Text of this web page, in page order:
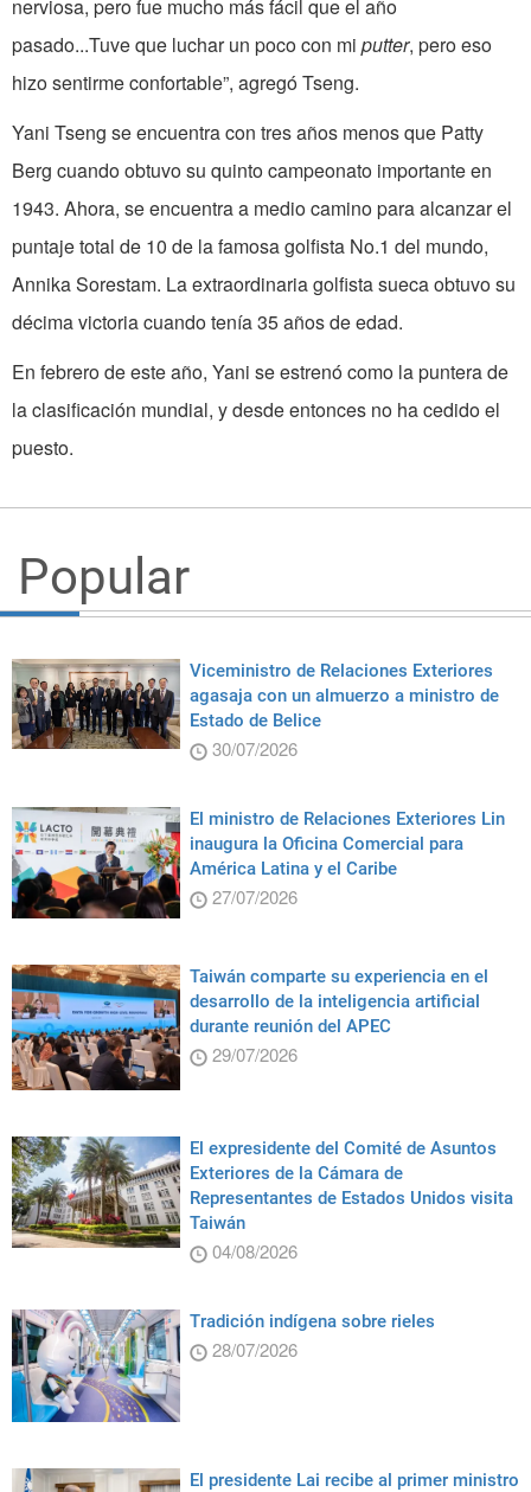
nerviosa, pero fue mucho más fácil que el año
pasado...Tuve que luchar un poco con mi putter, pero eso
hizo sentirme confortable”, agregó Tseng.
Yani Tseng se encuentra con tres años menos que Patty
Berg cuando obtuvo su quinto campeonato importante en
1943. Ahora, se encuentra a medio camino para alcanzar el
puntaje total de 10 de la famosa golfista No.1 del mundo,
Annika Sorestam. La extraordinaria golfista sueca obtuvo su
décima victoria cuando tenía 35 años de edad.
En febrero de este año, Yani se estrenó como la puntera de
la clasificación mundial, y desde entonces no ha cedido el
puesto.
Popular
Viceministro de Relaciones Exteriores
agasaja con un almuerzo a ministro de
Estado de Belice
30/07/2026
El ministro de Relaciones Exteriores Lin
inaugura la Oficina Comercial para
América Latina y el Caribe
27/07/2026
Taiwán comparte su experiencia en el
desarrollo de la inteligencia artificial
durante reunión del APEC
29/07/2026
El expresidente del Comité de Asuntos
Exteriores de la Cámara de
Representantes de Estados Unidos visita
Taiwán
04/08/2026
Tradición indígena sobre rieles
28/07/2026
El presidente Lai recibe al primer ministro